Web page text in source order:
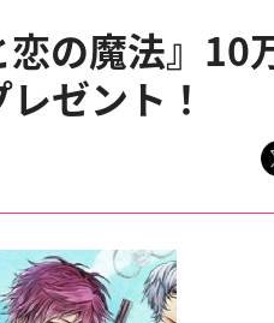
の魔法』10
ゼント！